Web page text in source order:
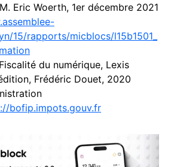
Eric Woerth, 1er décembre 2021
15/rapports/micblocs/l15b1501_
du numérique, Lexis
Frédéric Douet, 2020
bofip.impots.gouv.fr